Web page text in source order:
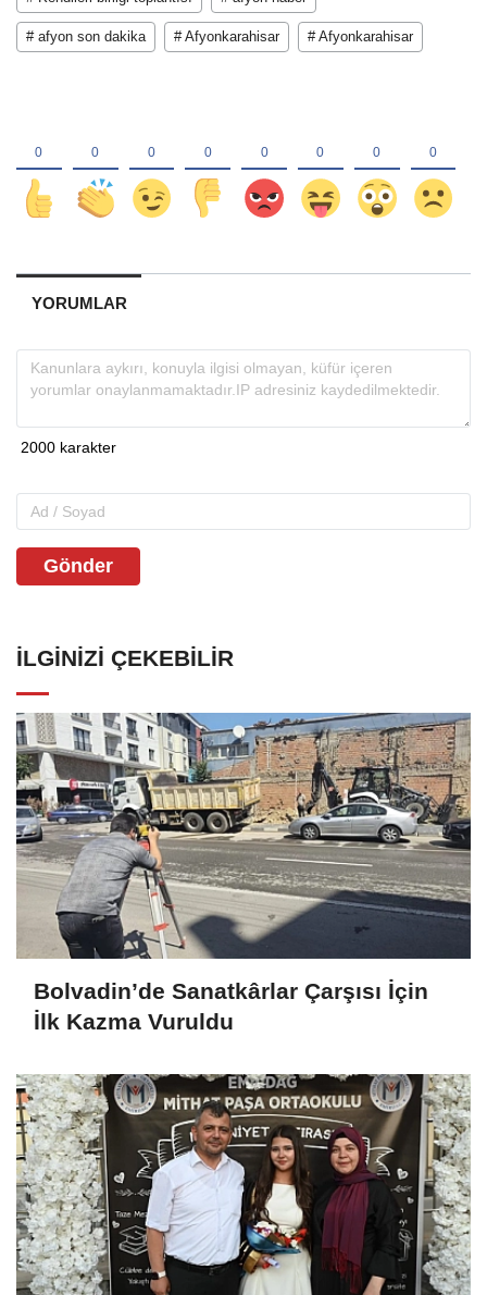
# afyon son dakika # Afyonkarahisar # Afyonkarahisar
YORUMLAR
Gönder
İLGINIZI ÇEKEBILIR
Bolvadin’de Sanatkârlar Çarşısı İçin
İlk Kazma Vuruldu